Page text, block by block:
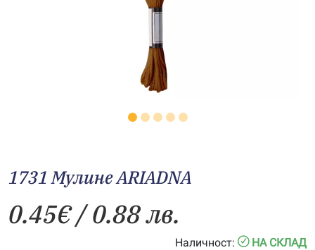
1731 Мулине АRIADNA
0.45€/ 0.88 лв.
Наличност:
НА СКЛАД